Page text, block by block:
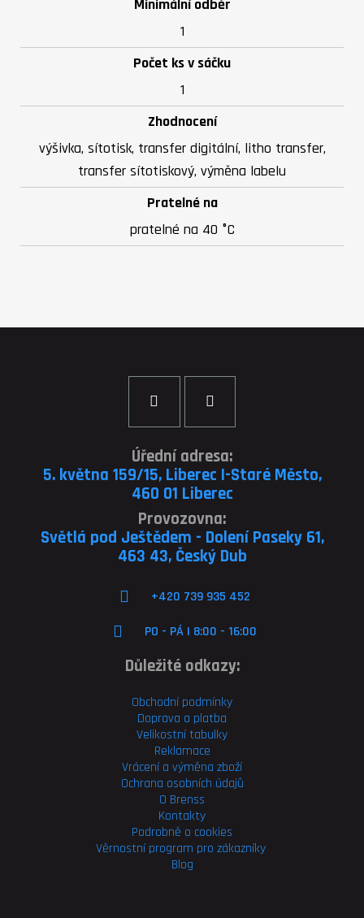
Minimální odběr
1
Počet ks v sáčku
1
Zhodnocení
výšivka, sítotisk, transfer digitální, litho transfer,
transfer sítotiskový, výměna labelu
Pratelné na
pratelné na 40 °C
Úřední adresa:
5. května 159/15, Liberec I-Staré Město,
460 01 Liberec
Provozovna:
Světlá pod Ještědem - Dolení Paseky 61,
463 43, Český Dub
+420 739 935 452
PO - PÁ | 8:00 - 16:00
Důležité odkazy:
Obchodní podmínky
Doprava a platba
Velikostní tabulky
Reklamace
Vrácení a výměna zboží
Ochrana osobních údajů
O Brenss
Kontakty
Podrobně o cookies
Věrnostní program pro zákazníky
Blog